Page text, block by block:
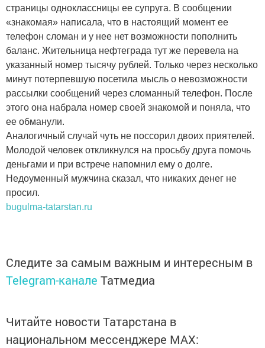
страницы одноклассницы ее супруга. В сообщении
«знакомая» написала, что в настоящий момент ее
телефон сломан и у нее нет возможности пополнить
баланс. Жительница нефтеграда тут же перевела на
указанный номер тысячу рублей. Только через несколько
минут потерпевшую посетила мысль о невозможности
рассылки сообщений через сломанный телефон. После
этого она набрала номер своей знакомой и поняла, что
ее обманули.
Аналогичный случай чуть не поссорил двоих приятелей.
Молодой человек откликнулся на просьбу друга помочь
деньгами и при встрече напомнил ему о долге.
Недоуменный мужчина сказал, что никаких денег не
просил.
bugulma-tatarstan.ru
Следите за самым важным и интересным в
Telegram-канале Татмедиа
Читайте новости Татарстана в
национальном мессенджере MАХ: